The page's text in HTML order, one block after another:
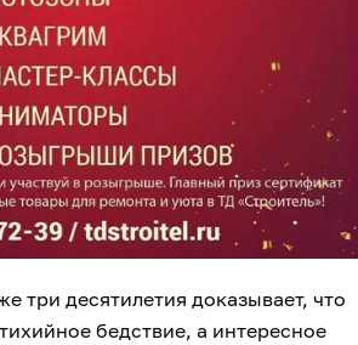
три десятилетия доказывает, что
бедствие, а интересное